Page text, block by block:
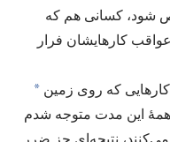
شود،‏ کسانی هم که
کارهایشان فرار
که روی زمین *
این مدت متوجه شدم